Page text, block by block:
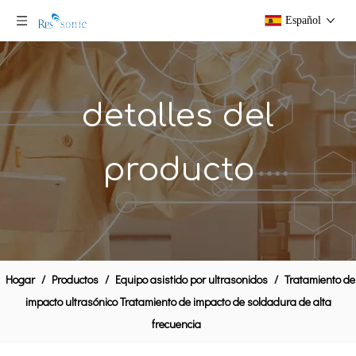
Español
detalles del
producto
Hogar / Productos / Equipo asistido por ultrasonidos / Tratamiento de
impacto ultrasónico Tratamiento de impacto de soldadura de alta
frecuencia
Herramienta de mecanizado por ultrasonidos rotatorio para cerámica y vidrio Materiales de fresado / Perforación